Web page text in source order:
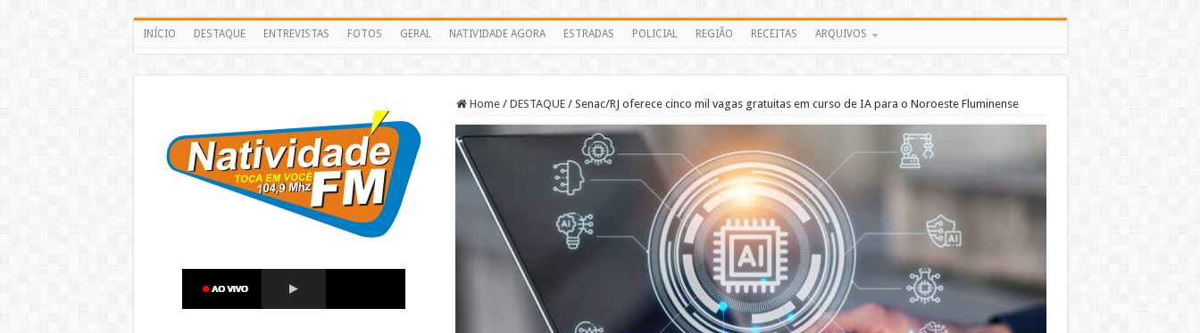
INÍCIO DESTAQUE ENTREVISTAS FOTOS GERAL NATIVIDADE AGORA ESTRADAS POLICIAL REGIÃO RECEITAS ARQUIVOS
Home / DESTAQUE / Senac/RJ oferece cinco mil vagas gratuitas em curso de IA para o Noroeste Fluminense